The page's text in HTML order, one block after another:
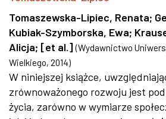
Tomaszewska-Lipiec, Renata;
Kubiak-Szymborska, Ewa;
Alicja; [et al.] (Wydawnictwo
Wielkiego, 2014)
W niniejszej książce,
zrównoważonego rozwoju jest
życia, zarówno w wymiarze